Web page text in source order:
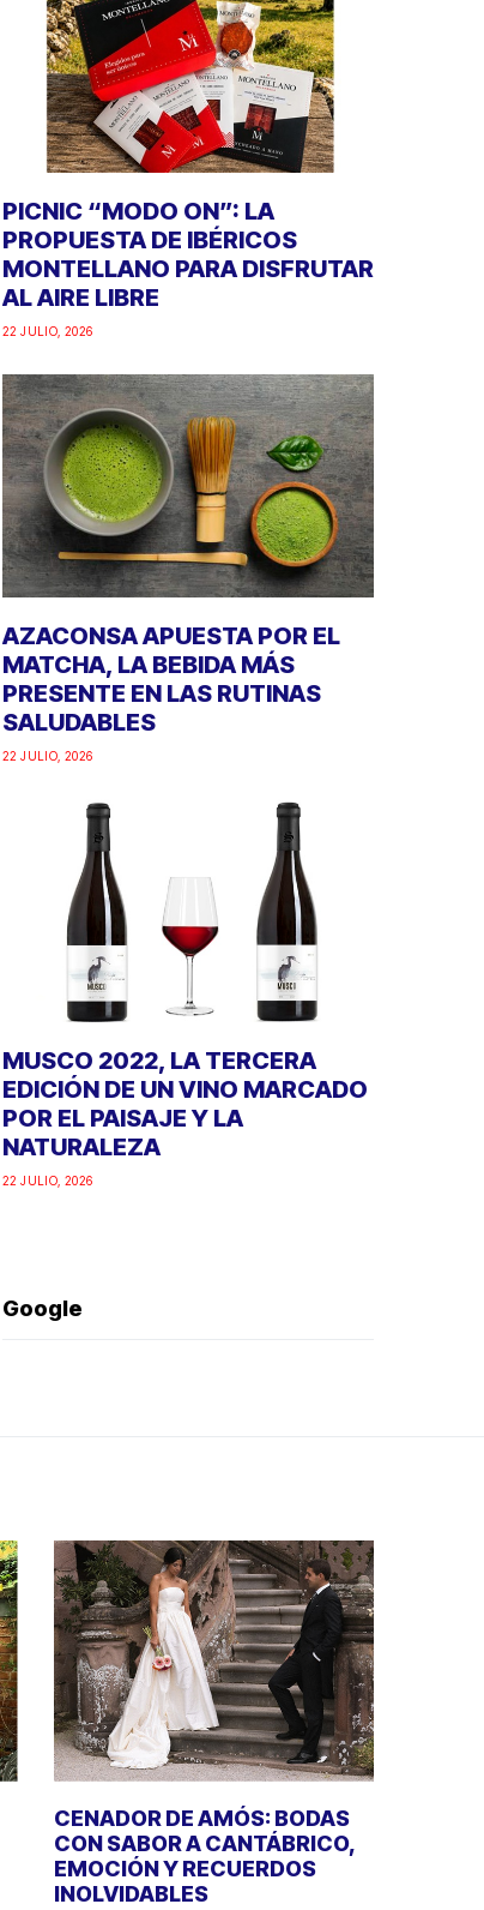
PICNIC “MODO ON”: LA
PROPUESTA DE IBÉRICOS
MONTELLANO PARA DISFRUTAR
AL AIRE LIBRE
22 JULIO, 2026
AZACONSA APUESTA POR EL
MATCHA, LA BEBIDA MÁS
PRESENTE EN LAS RUTINAS
SALUDABLES
22 JULIO, 2026
MUSCO 2022, LA TERCERA
EDICIÓN DE UN VINO MARCADO
POR EL PAISAJE Y LA
NATURALEZA
22 JULIO, 2026
Google
CENADOR DE AMÓS: BODAS
CON SABOR A CANTÁBRICO,
EMOCIÓN Y RECUERDOS
INOLVIDABLES